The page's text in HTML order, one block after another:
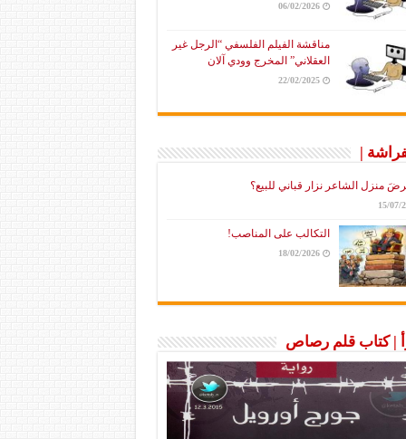
06/02/2026
مناقشة الفيلم الفلسفي “الرجل غير
العقلاني” المخرج وودي آلان
22/02/2025
|
منزل الشاعر نزار قباني للبيع؟
15/07/
التكالب على المناصب!
18/02/2026
| كتاب قلم رصاص